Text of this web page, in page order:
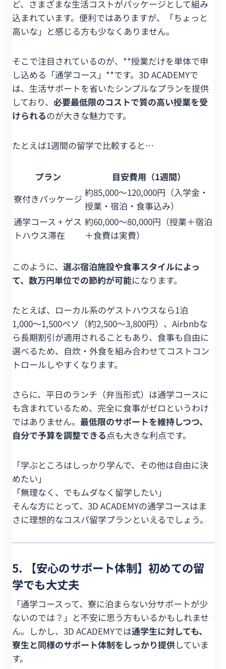
ど、さまざまな生活コストがパッケージとして組み
込まれています。便利ではありますが、「ちょっと
高いな」と感じる方も少なくありません。
そこで注目されているのが、**授業だけを単体で申
し込める「通学コース」**です。3D ACADEMYで
は、生活サポートを省いたシンプルなプランを提供
しており、 必要最低限のコストで質の高い授業を受
けられるのが大きな魅力です。
たとえば1週間の留学で比較すると…
プラン
目安費用（1週間）
寮付きパッケージ
約85,000〜120,000円（入学金・
授業・宿泊・食事込み）
通学コース + ゲス
トハウス滞在
約60,000〜80,000円（授業＋宿泊
＋食費は実費）
このように、 選ぶ宿泊施設や食事スタイルによっ
て、数万円単位での節約が可能になります。
たとえば、ローカル系のゲストハウスなら1泊
1,000〜1,500ペソ（約2,500〜3,800円）、Airbnbな
ら長期割引が適用されることもあり、食事も自由に
選べるため、自炊・外食を組み合わせてコストコン
トロールしやすくなります。
さらに、平日のランチ（弁当形式）は通学コースに
も含まれているため、完全に食事がゼロというわけ
ではありません。 最低限のサポートを維持しつつ、
自分で予算を調整できる点も大きな利点です。
「学ぶところはしっかり学んで、その他は自由に決
めたい」
「無理なく、でもムダなく留学したい」
そんな方にとって、3D ACADEMYの通学コースはま
さに理想的なコスパ留学プランといえるでしょう。
5. 【安心のサポート体制】初めての留
学でも大丈夫
「通学コースって、寮に泊まらない分サポートが少
ないのでは？」と不安に思う方もいるかもしれませ
ん。しかし、3D ACADEMYでは通学生に対しても、
寮生と同様のサポート体制をしっかり提供していま
す。